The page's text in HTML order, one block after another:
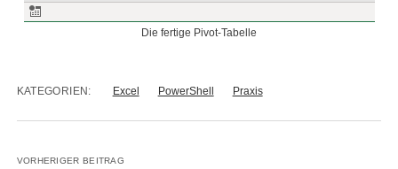
Die fertige Pivot-Tabelle
KATEGORIEN: Excel PowerShell Praxis
VORHERIGER BEITRAG